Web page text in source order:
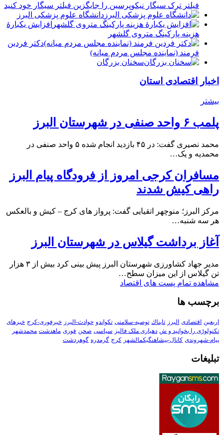
فیلتر ترک سیگار نیکوپرسین را جایگزین فیلتر سیگار خود کنید
دانشگاه علوم پزشکی البرز
افزایش یکبارۀ
هزینه پارکینگ متروی گلشهر
دكتر فردين
فرمند (نماينده مجلس مردم میانه)
سخنان بزرگان
اخبار اقتصادی استان
بیشتر
پلمب ۶ واحد صنفی در شهرستان البرز
محمد نصیری گفت: در ۴۵ بازدید انجام شده ۵ واحد صنفی در
محمدیه و یک…
مسافران کرجی امروز از فرودگاه پیام البرز
راهی کیش شدند
مرکز البرز؛ منوچهر اتقیایی گفت: پرواز های کرج – کیش و بالعکس
هر سه شنبه…
آغاز برداشت گیلاس در شهرستان البرز
مدیر جهاد کشاورزی شهرستان البرز پیش بینی کرد بیش از ۳ هزار
تن گیلاس از این میزان سطح…
مشاهده تمام پست های اقتصاد
برچسب ها
اربعین اقتصادی البرز تابناك توصیه-سلامتی تکواندو حوادث-البرز خبرفوری-کرج خبرهای
تکنولوڑی را بخوانید و ش دهیاری ملک فالیز سیاسی صحن فوری ماهدشت محمدشهر
پیام-شهروندی کانال-پیشاهنگیکمالشهر کرج گرمدره گوهردشت
تبلیغات